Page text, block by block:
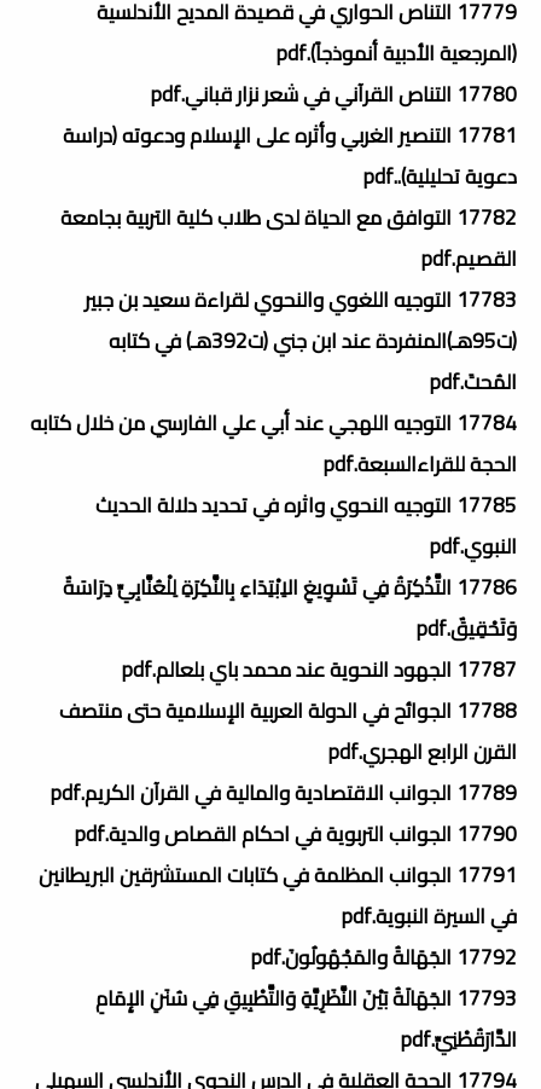
17779 التناص الحواري في قصيدة المديح الأندلسية
(المرجعية الأدبية أنموذجاً).pdf
17780 التناص القرآني في شعر نزار قباني.pdf
17781 التنصير الغربي وأثره على الإسلام ودعوته (دراسة
دعوية تحليلية)..pdf
17782 التوافق مع الحياة لدى طلاب كلية التربية بجامعة
القصيم.pdf
17783 التوجيه اللغوي والنحوي لقراءة سعيد بن جبير
(ت95هـ)المنفردة عند ابن جني (ت392هـ) في كتابه
المُحتَ.pdf
17784 التوجيه اللهجي عند أبي علي الفارسي من خلال كتابه
الحجة للقراءالسبعة.pdf
17785 التوجيه النحوي واثره في تحديد دلالة الحديث
النبوي.pdf
17786 التَّذْكِرَةُ فِي تَسْوِيغِ الاِبْتِدَاءِ بِالنَّكِرَةِ لِلْعُنَّابِيِّ دِرَاسَةٌ
وَتَحْقِيقٌ.pdf
17787 الجهود النحوية عند محمد باي بلعالم.pdf
17788 الجوائح في الدولة العربية الإسلامية حتى منتصف
القرن الرابع الهجري.pdf
17789 الجوانب الاقتصادية والمالية في القرآن الكريم.pdf
17790 الجوانب التربوية في احكام القصاص والدية.pdf
17791 الجوانب المظلمة في كتابات المستشرقين البريطانين
في السيرة النبوية.pdf
17792 الجَهَالةُ والمَجْهُولُونَ.pdf
17793 الجَهَالَةُ بَيْنَ النَّظَرِيَّةِ وَالتَّطْبِيقِ فِي سُنَنِ الإِمَامِ
الدَّارَقُطْنِيِّ.pdf
17794 الحجة العقلية في الدرس النحوي الأندلسي السهيلي